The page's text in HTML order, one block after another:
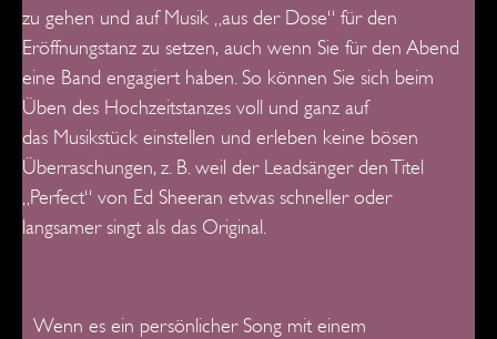
zu gehen und auf Musik „aus der Dose“ für den
Eröffnungstanz zu setzen, auch wenn Sie für den Abend
eine Band engagiert haben. So können Sie sich beim
Üben des Hochzeitstanzes voll und ganz auf
das Musikstück einstellen und erleben keine bösen
Überraschungen, z. B. weil der Leadsänger den Titel
„Perfect“ von Ed Sheeran etwas schneller oder
langsamer singt als das Original.
Wenn es ein persönlicher Song mit einem